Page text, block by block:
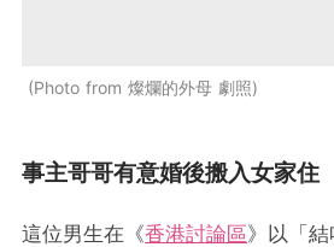
Photo from 燦爛的外母 劇照
事主哥哥有意婚後搬入女家住
這位男生在《香港討論區》以「